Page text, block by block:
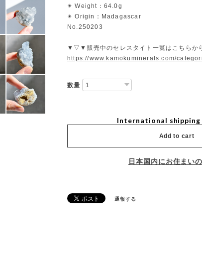
✴︎ Weight：64.0g
✴︎ Origin：Madagascar
No.250203
▼▽▼販売中のセレスタイト一覧はこちら
https://www.kamokuminerals.com/
数量
International shipping
Add to cart
日本国内にお住まい
通報する